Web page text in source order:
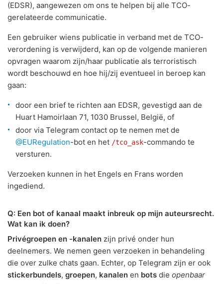
(EDSR), aangewezen om ons te helpen bij alle TCO-
gerelateerde communicatie.
Een gebruiker wiens publicatie in verband met de TCO-
verordening is verwijderd, kan op de volgende manieren
opvragen waarom zijn/haar publicatie als terroristisch
wordt beschouwd en hoe hij/zij eventueel in beroep kan
gaan:
door een brief te richten aan EDSR, gevestigd aan de
Huart Hamoirlaan 71, 1030 Brussel, België, of
door via Telegram contact op te nemen met de
@EURegulation-bot en het /tco_ask-commando te
versturen.
Verzoeken kunnen in het Engels en Frans worden
ingediend.
Q: Een bot of kanaal maakt inbreuk op mijn auteursrecht.
Wat kan ik doen?
Privégroepen en -kanalen zijn privé onder hun
deelnemers. We nemen geen verzoeken in behandeling
die over zulke chats gaan. Echter, op Telegram zijn er ook
stickerbundels, groepen, kanalen en bots die openbaar